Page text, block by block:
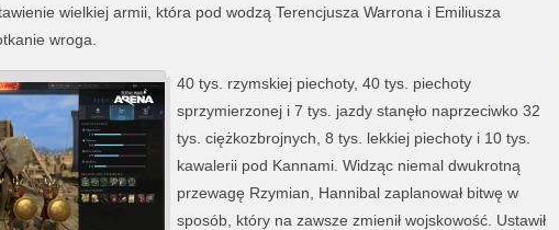
wielkiej armii, która pod wodzą Terencjusza Warrona i Emiliusza
wroga.
40 tys. rzymskiej piechoty, 40 tys. piechoty
sprzymierzonej i 7 tys. jazdy stanęło naprzeciwko 32
tys. ciężkozbrojnych, 8 tys. lekkiej piechoty i 10 tys.
kawalerii pod Kannami. Widząc niemal dwukrotną
przewagę Rzymian, Hannibal zaplanował bitwę w
sposób, który na zawsze zmienił wojskowość. Ustawił